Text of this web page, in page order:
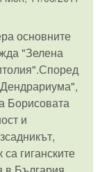
основните
"Зелена
Борисовата
и
гиганските